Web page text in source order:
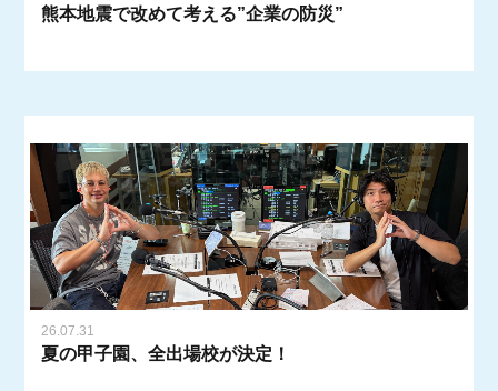
熊本地震で改めて考える”企業の防災”
26.07.31
夏の甲子園、全出場校が決定！